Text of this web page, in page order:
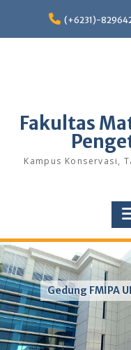
content
(+6231)-
Fakultas
Kampus Konservasi,
Gedung FMIPA